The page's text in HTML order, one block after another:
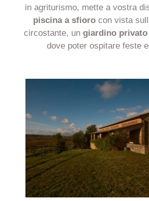
in agriturismo, mette a vostra
piscina a sfioro con vista
circostante, un giardino privato
dove poter ospitare feste